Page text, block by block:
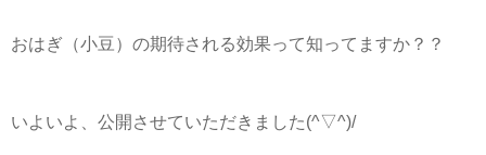
おはぎ（小豆）の期待される効果って知ってますか？？
いよいよ、公開させていただきました(^▽^)/